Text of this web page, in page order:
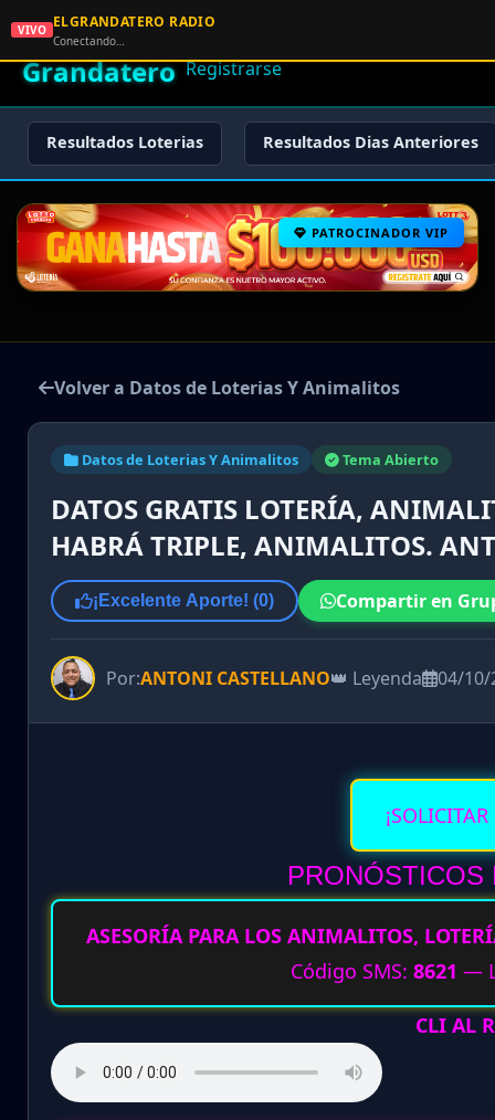
🌟 El
Grandatero Registrarse
Resultados Loterias Resultados Dias Anteriores
PATROCINADOR VIP
Volver a Datos de Loterias Y Animalitos
Datos de Loterias Y Animalitos Tema Abierto
DATOS GRATIS LOTERÍA,
HABRÁ TRIPLE, ANIMALITOS.
¡Excelente Aporte! (0) Compartir en
Por:ANTONI CASTELLANO👑 Leyenda 04/10/
PRONÓSTICOS
ASESORÍA PARA LOS ANIMALITOS,
Código SMS: 8621 —
CLI AL
VIVO ELGRANDATERO RADIO
Conectando…